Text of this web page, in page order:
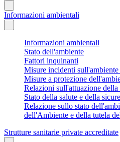
Informazioni ambientali
Informazioni ambientali
Stato dell'ambiente
Fattori inquinanti
Misure incidenti
Misure a protezione
Relazioni sull'attuazione della
Stato della salute e della
Relazione sullo stato
dell'Ambiente e della tutela
Strutture sanitarie private accreditate